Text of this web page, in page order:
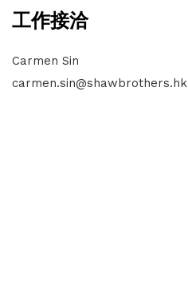
工作接洽
Carmen Sin
carmen.sin@shawbrothers.hk